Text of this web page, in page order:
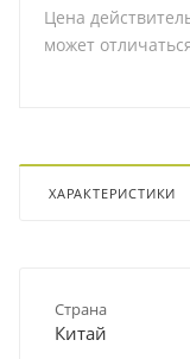
Цена
может
ХАРАКТЕРИСТИКИ
Страна
Китай